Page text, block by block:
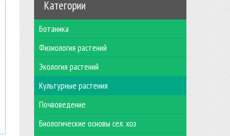
Категории
Ботаника
Физиология растений
Экология растений
Культурные растения
Почвоведение
Биологические основы сел. хоз